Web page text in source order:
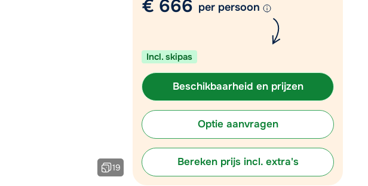
Plan een terugbelverzoek
Chat met wintersportspecialist
Bel ons via 0348 - 43 46 49
19
€ 666 per persoon
Incl. skipas
Beschikbaarheid en prijzen
Optie aanvragen
Bereken prijs incl. extra's